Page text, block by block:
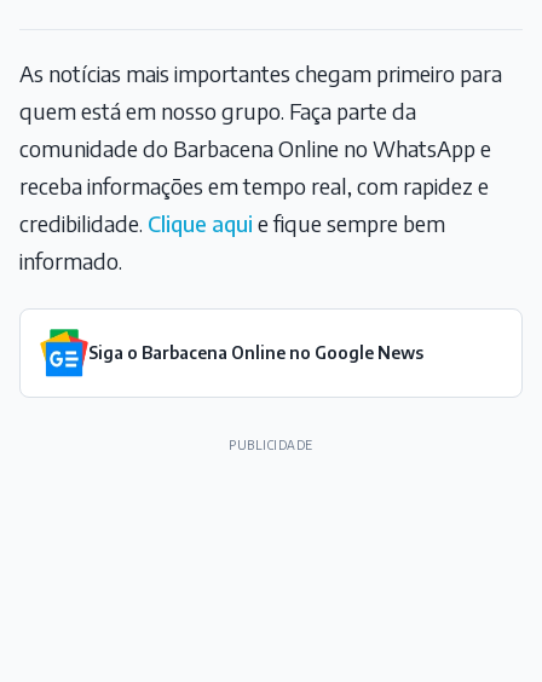
As notícias mais importantes chegam primeiro para
quem está em nosso grupo. Faça parte da
comunidade do Barbacena Online no WhatsApp e
receba informações em tempo real, com rapidez e
credibilidade. Clique aqui e fique sempre bem
informado.
Siga o Barbacena Online no Google News
PUBLICIDADE